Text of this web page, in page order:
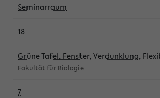
Seminarraum
18
Grüne Tafel, Fenster, Verdunklung,
Fakultät für Biologie
7